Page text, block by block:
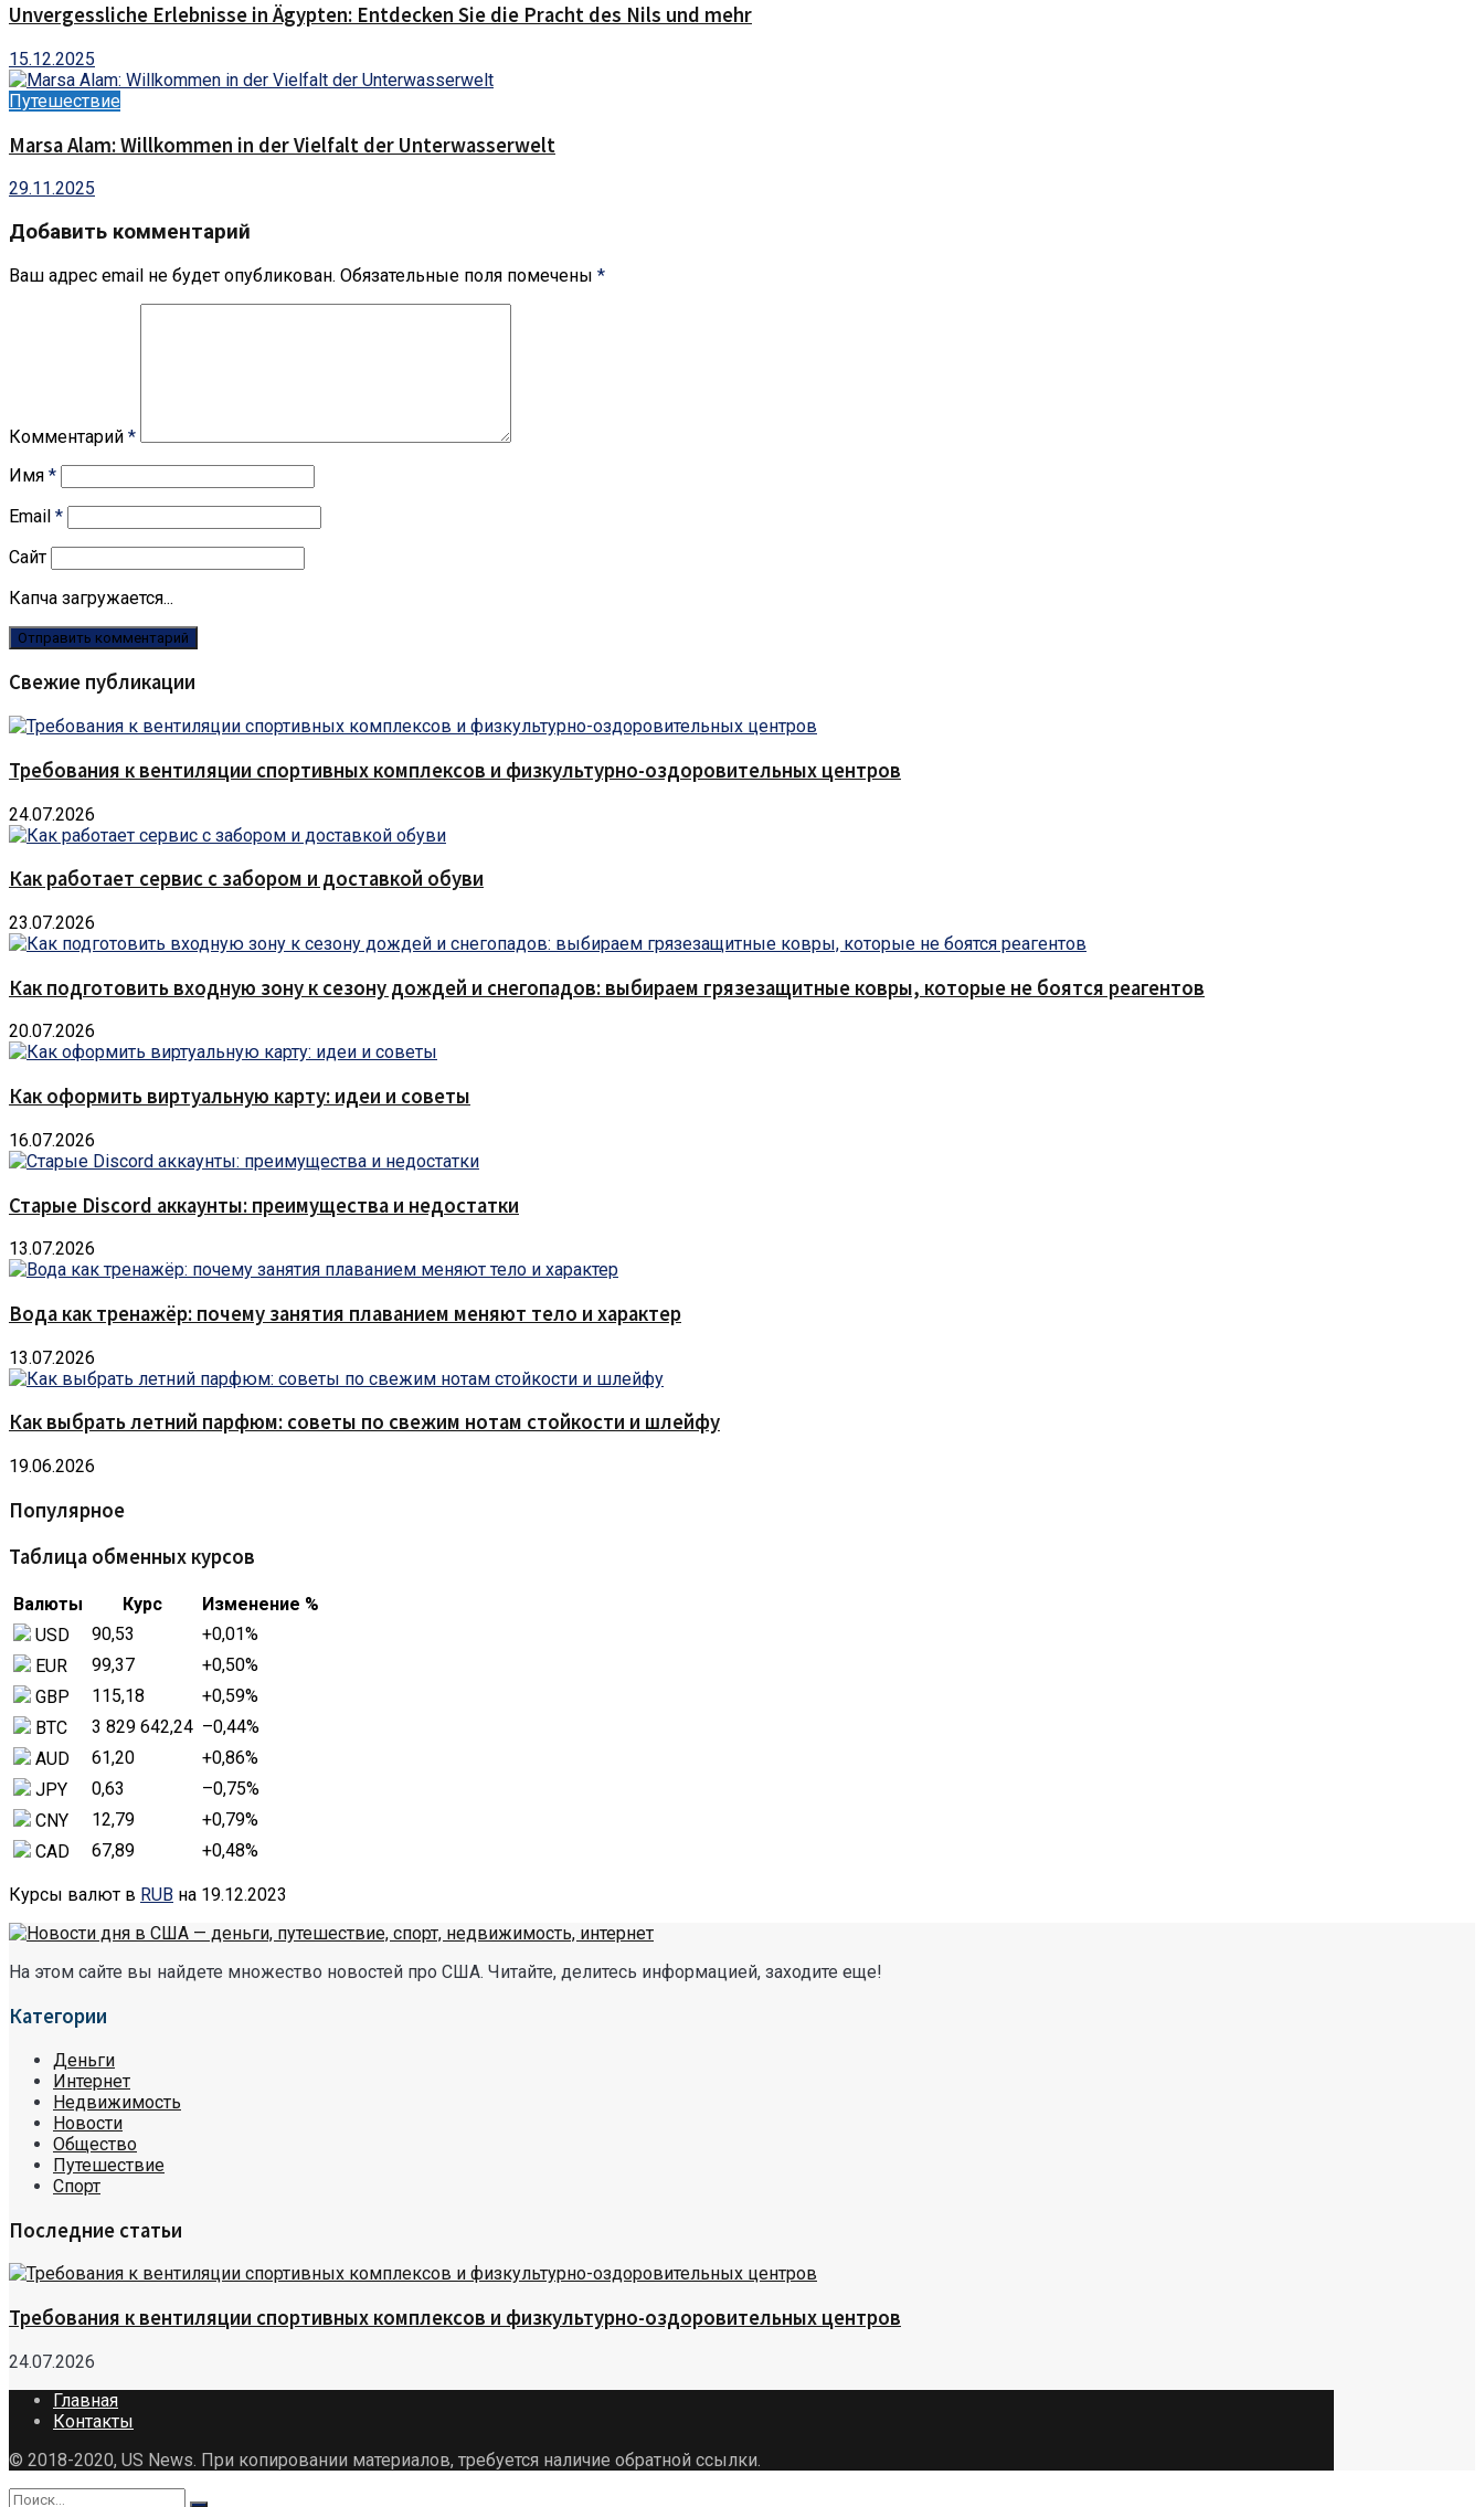
Unvergessliche Erlebnisse in Ägypten: Entdecken Sie die Pracht des Nils und mehr
15.12.2025
Путешествие
Marsa Alam: Willkommen in der Vielfalt der Unterwasserwelt
29.11.2025
Добавить комментарий
Ваш адрес email не будет опубликован. Обязательные поля помечены *
Комментарий *
Имя *
Email *
Сайт
Капча загружается...
Свежие публикации
Требования к вентиляции спортивных комплексов и физкультурно-оздоровительных центров
24.07.2026
Как работает сервис с забором и доставкой обуви
23.07.2026
Как подготовить входную зону к сезону дождей и снегопадов: выбираем грязезащитные ковры, которые не боятся реагентов
20.07.2026
Как оформить виртуальную карту: идеи и советы
16.07.2026
Старые Discord аккаунты: преимущества и недостатки
13.07.2026
Вода как тренажёр: почему занятия плаванием меняют тело и характер
13.07.2026
Как выбрать летний парфюм: советы по свежим нотам стойкости и шлейфу
19.06.2026
Популярное
Таблица обменных курсов
Валюты Курс
Изменение %
USD
90,53 +0,01%
EUR
99,37 +0,50%
GBP
115,18 +0,59%
BTC
3 829 642,24 –0,44%
AUD
61,20 +0,86%
JPY
0,63 –0,75%
CNY
12,79 +0,79%
CAD
67,89 +0,48%
Курсы валют в RUB на 19.12.2023
На этом сайте вы найдете множество новостей про США. Читайте, делитесь информацией, заходите еще!
Категории
Деньги
Интернет
Недвижимость
Новости
Общество
Путешествие
Спорт
Последние статьи
Требования к вентиляции спортивных комплексов и физкультурно-оздоровительных центров
24.07.2026
Главная
Контакты
© 2018-2020, US News. При копировании материалов, требуется наличие обратной ссылки.